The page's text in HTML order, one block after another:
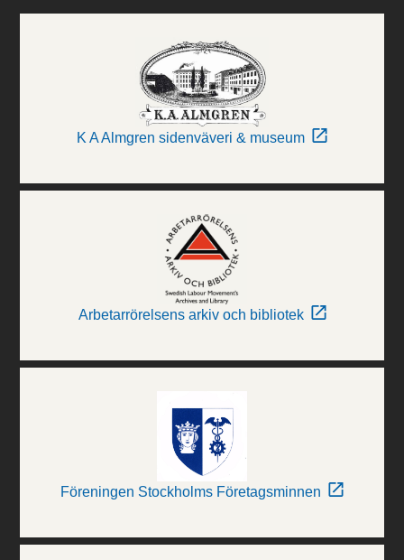
K A Almgren sidenväveri & museum
Arbetarrörelsens arkiv och bibliotek
Föreningen Stockholms Företagsminnen